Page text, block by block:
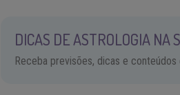
DICAS DE ASTROLOGIA NA
Receba previsões, dicas e conteúdos